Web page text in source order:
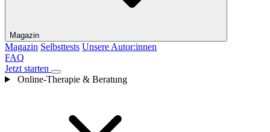
Magazin
Magazin Selbsttests Unsere Autor:innen
FAQ
Jetzt starten
Online-Therapie & Beratung